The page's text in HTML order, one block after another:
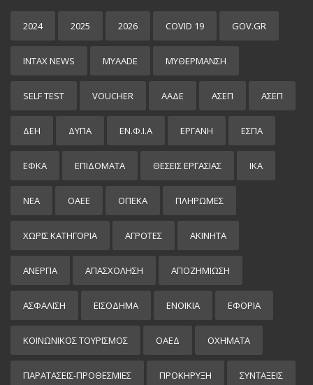
2024 2025 2026 COVID 19 GOV.GR
INTAX NEWS MYAADE MYΘΈΡΜΑΝΣΗ
SELF TEST VOUCHER ΑΑΔΕ ΑΣΕΠ ΑΣΕΠ
ΔΕΗ ΔΥΠΑ ΕΝ.Φ.Ι.Α ΕΡΓΑΝΗ ΕΣΠΑ
ΕΦΚΑ ΕΠΙΔΌΜΑΤΑ ΘΕΣΕΙΣ ΕΡΓΑΣΙΑΣ ΙΚΑ
ΝΕΑ ΟΑΕΕ ΟΠΕΚΑ ΠΛΗΡΩΜΕΣ
ΧΩΡΊΣ ΚΑΤΗΓΟΡΊΑ ΑΓΡΟΤΕΣ ΑΚΙΝΗΤΑ
ΑΝΕΡΓΙΑ ΑΠΑΣΧΟΛΗΣΗ ΑΠΟΖΗΜΙΩΣΗ
ΑΣΦΑΛΙΣΗ ΕΙΣΌΔΗΜΑ ΕΝΟΙΚΙΑ ΕΦΟΡΙΑ
ΚΟΙΝΩΝΙΚΟΣ ΤΟΥΡΙΣΜΟΣ ΟΑΕΔ ΟΧΗΜΑΤΑ
ΠΑΡΑΤΑΣΕΙΣ-ΠΡΟΘΕΣΜΙΕΣ ΠΡΟΚΉΡΥΞΗ ΣΥΝΤΑΞΕΙΣ